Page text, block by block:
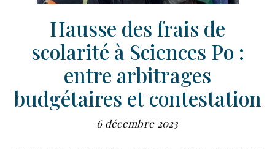
Hausse des frais de
scolarité à Sciences Po :
entre arbitrages
budgétaires et contestation
6 décembre 2023